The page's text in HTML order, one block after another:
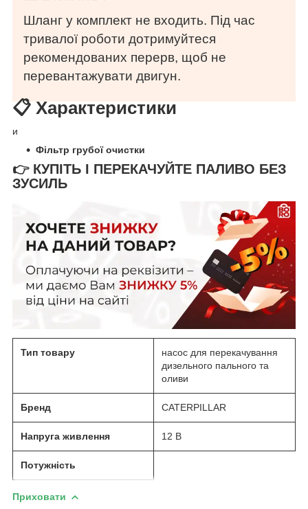
Шланг у комплект не входить. Під час
тривалої роботи дотримуйтеся
рекомендованих перерв, щоб не
перевантажувати двигун.
📋 Характеристики
и
Фільтр грубої очистки
👉 КУПІТЬ І ПЕРЕКАЧУЙТЕ ПАЛИВО БЕЗ
ЗУСИЛЬ
Тип товару
насос для перекачування
дизельного пального та
оливи
Бренд CATERPILLAR
Напруга живлення 12 В
Потужність
Приховати